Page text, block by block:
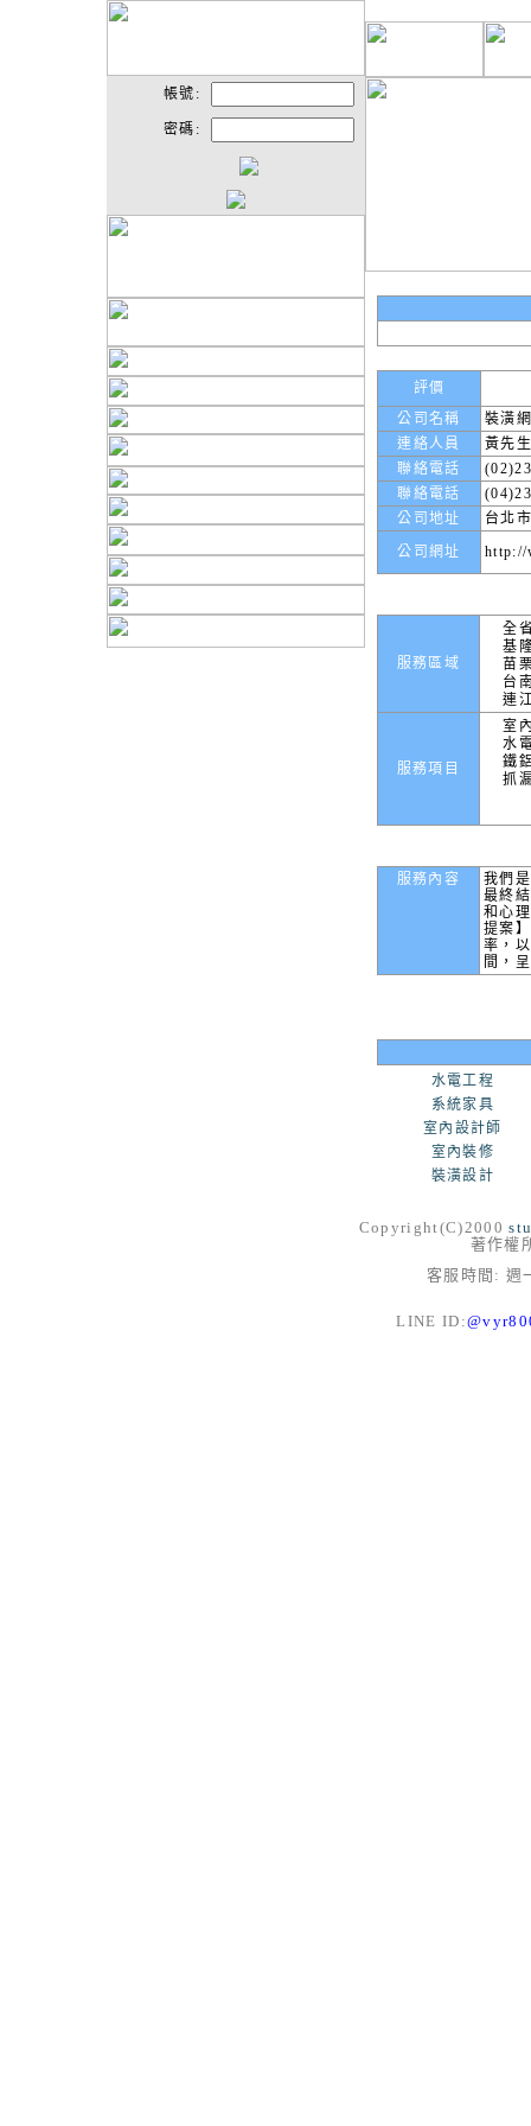
帳號:
密碼:
評價
公司名稱
裝潢網
連絡人員
黃先生
聯絡電話
聯絡電話
公司地址
台北
公司網址
http://
服務區域
全
基
苗
台
連
服務項目
室
水
鐵
抓
服務內容
我們
最終
和心
提案
率，
間，
水電工程
系統家具
室內設計師
室內裝修
裝潢設計
Copyright(C)2000
著作權
客服時間: 週
LINE ID: